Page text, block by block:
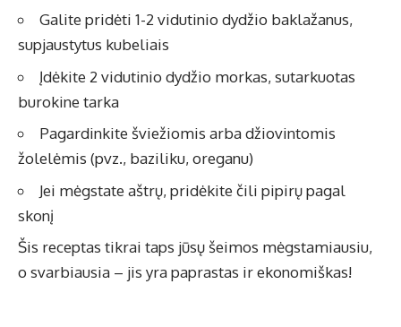
Galite pridėti 1-2 vidutinio dydžio baklažanus,
supjaustytus kubeliais
Įdėkite 2 vidutinio dydžio morkas, sutarkuotas
burokine tarka
Pagardinkite šviežiomis arba džiovintomis
žolelėmis (pvz., baziliku, oreganu)
Jei mėgstate aštrų, pridėkite čili pipirų pagal
skonį
Šis receptas tikrai taps jūsų šeimos mėgstamiausiu,
o svarbiausia – jis yra paprastas ir ekonomiškas!